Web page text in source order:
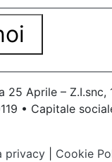
25 Aprile – Z.I.snc,
• Capitale
privacy
Cookie